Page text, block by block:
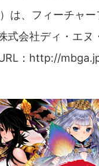
は、フィーチャ
式会社ディ・エ
：http://